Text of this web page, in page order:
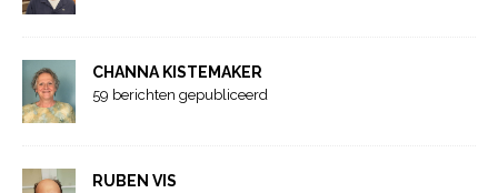
CHANNA KISTEMAKER
59 berichten gepubliceerd
RUBEN VIS